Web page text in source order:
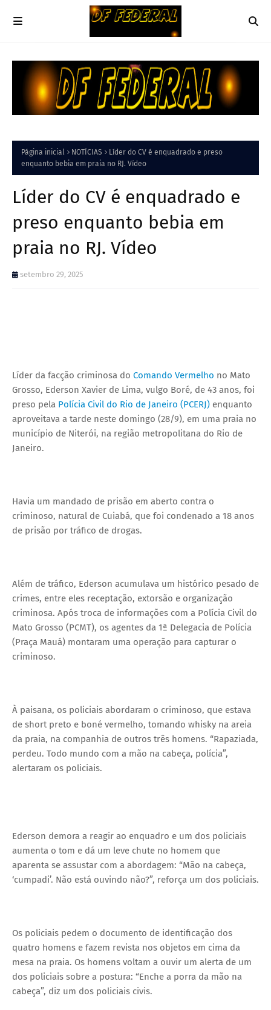
Página inicial NOTÍCIAS
Líder do CV é enquadrado e preso
enquanto bebia em praia no RJ. Vídeo
Líder do CV é enquadrado e
preso enquanto bebia em
praia no RJ. Vídeo
setembro 29, 2025
Líder da facção criminosa do Comando Vermelho no Mato
Grosso, Ederson Xavier de Lima, vulgo Boré, de 43 anos, foi
preso pela Polícia Civil do Rio de Janeiro (PCERJ) enquanto
aproveitava a tarde neste domingo (28/9), em uma praia no
município de Niterói, na região metropolitana do Rio de
Janeiro.
Havia um mandado de prisão em aberto contra o
criminoso, natural de Cuiabá, que foi condenado a 18 anos
de prisão por tráfico de drogas.
Além de tráfico, Ederson acumulava um histórico pesado de
crimes, entre eles receptação, extorsão e organização
criminosa. Após troca de informações com a Polícia Civil do
Mato Grosso (PCMT), os agentes da 1ª Delegacia de Polícia
(Praça Mauá) montaram uma operação para capturar o
criminoso.
À paisana, os policiais abordaram o criminoso, que estava
de short preto e boné vermelho, tomando whisky na areia
da praia, na companhia de outros três homens. “Rapaziada,
perdeu. Todo mundo com a mão na cabeça, polícia”,
alertaram os policiais.
Ederson demora a reagir ao enquadro e um dos policiais
aumenta o tom e dá um leve chute no homem que
aparenta se assustar com a abordagem: “Mão na cabeça,
‘cumpadi’. Não está ouvindo não?”, reforça um dos policiais.
Os policiais pedem o documento de identificação dos
quatro homens e fazem revista nos objetos em cima da
mesa na praia. Os homens voltam a ouvir um alerta de um
dos policiais sobre a postura: “Enche a porra da mão na
cabeça”, diz um dos policiais civis.